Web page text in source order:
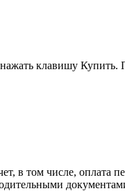
клавишу Купить.
в том числе, оплата